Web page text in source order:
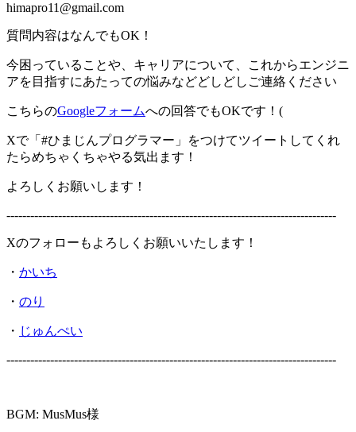
himapro11@gmail.com
質問内容はなんでもOK！
今困っていることや、キャリアについて、これからエンジニ
アを目指すにあたっての悩みなどどしどしご連絡ください
こちらのGoogleフォームへの回答でもOKです！(
Xで「#ひまじんプログラマー」をつけてツイートしてくれ
たらめちゃくちゃやる気出ます！
よろしくお願いします！
-----------------------------------------------------------------------------------
Xのフォローもよろしくお願いいたします！
・ かいち
・ のり
・ じゅんぺい
-----------------------------------------------------------------------------------
BGM: MusMus様